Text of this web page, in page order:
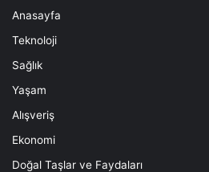
Anasayfa
Teknoloji
Sağlık
Yaşam
Alışveriş
Ekonomi
Doğal Taşlar ve Faydaları